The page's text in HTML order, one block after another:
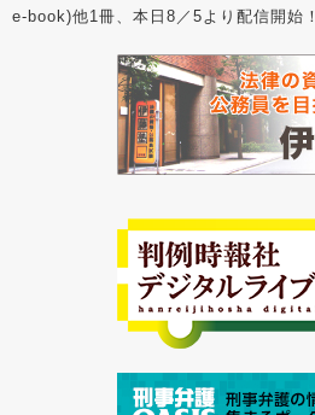
e-book)他1冊、本日8／5より配信開始！